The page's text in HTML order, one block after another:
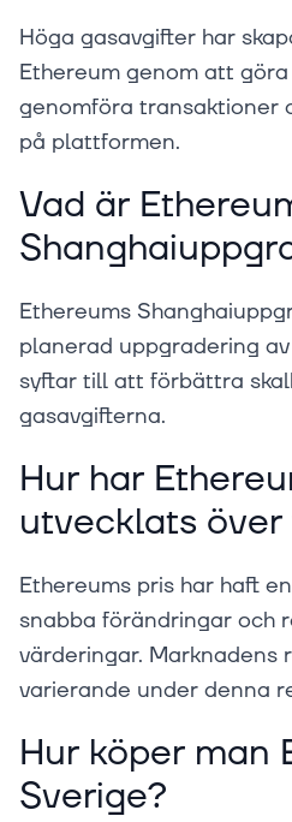
Höga gasavgifter har
Ethereum genom att
genomföra transaktioner
på plattformen.
Vad är
Ethereums
planerad uppgradering
syftar till att förbättra
gasavgifterna.
Hur har
utvecklats över
Ethereums pris har haft
snabba förändringar och
värderingar. Marknadens
varierande under denna
Hur köper man
Sverige?